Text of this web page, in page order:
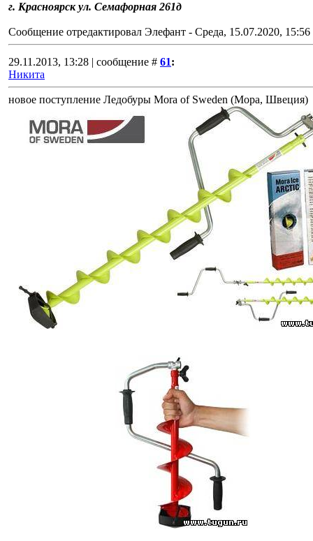
г. Красноярск ул. Семафорная 261д
Сообщение отредактировал Элефант - Среда, 15.07.2020, 15:56
29.11.2013, 13:28 | сообщение # 61:
Никита
новое поступление Ледобуры Mora of Sweden (Мора, Швеция)